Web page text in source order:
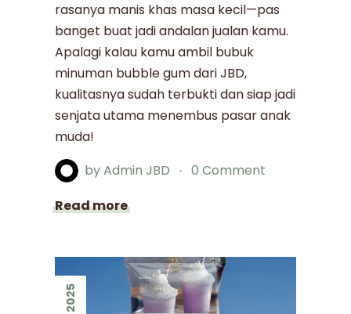
rasanya manis khas masa kecil—pas
banget buat jadi andalan jualan kamu.
Apalagi kalau kamu ambil bubuk
minuman bubble gum dari JBD,
kualitasnya sudah terbukti dan siap jadi
senjata utama menembus pasar anak
muda!
byAdmin JBD
0 Comment
Read more
2025